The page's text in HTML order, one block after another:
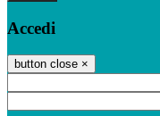
Accedi
button close ×